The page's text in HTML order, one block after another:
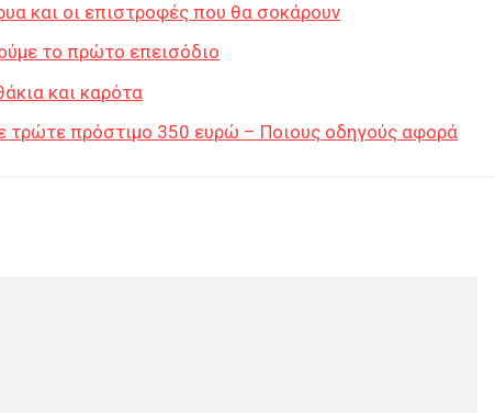
και οι επιστροφές που θα σοκάρουν
το πρώτο επεισόδιο
και καρότα
τρώτε πρόστιμο 350 ευρώ – Ποιους οδηγούς αφορά